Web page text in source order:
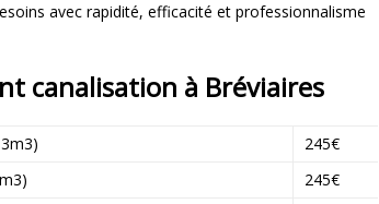
avec rapidité, efficacité et professionnalisme
canalisation à Bréviaires
245€
245€